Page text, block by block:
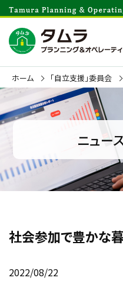
ホーム 「自立支援」委員会
ニュー
社会参加で豊かな
2022/08/22